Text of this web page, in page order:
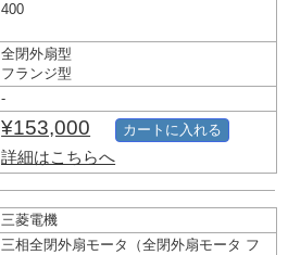
400
全閉外扇型
フランジ型
-
¥153,000
詳細はこちらへ
カートに入れる
三菱電機
三相全閉外扇モータ（全閉外扇モータ フ